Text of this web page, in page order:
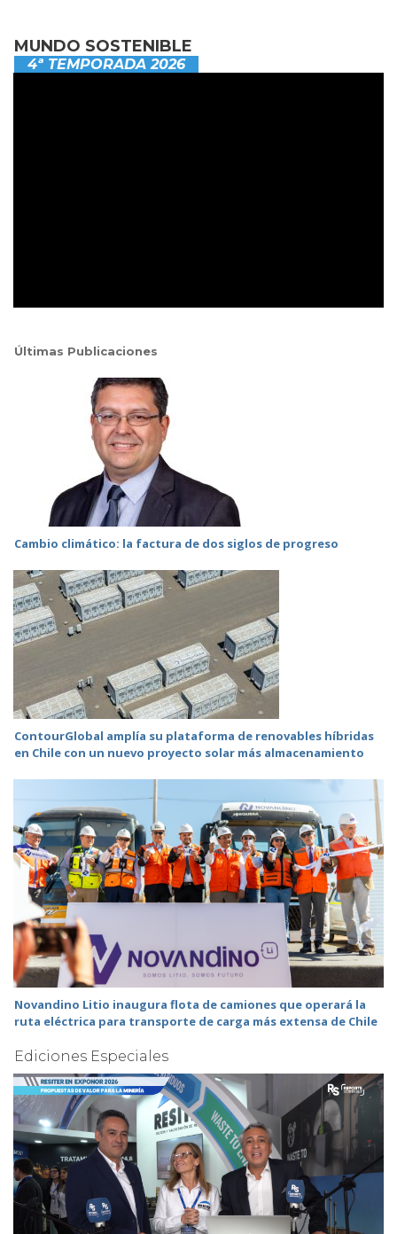
MUNDO SOSTENIBLE
4ª TEMPORADA 2026
Últimas Publicaciones
Cambio climático: la factura de dos siglos de progreso
ContourGlobal amplía su plataforma de renovables híbridas
en Chile con un nuevo proyecto solar más almacenamiento
Novandino Litio inaugura flota de camiones que operará la
ruta eléctrica para transporte de carga más extensa de Chile
Ediciones Especiales